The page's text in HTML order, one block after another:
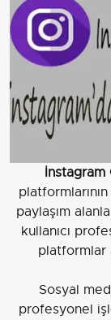
İnstagram
paylaşım
kullanıcı
platformlar
Sosyal
profesyonel